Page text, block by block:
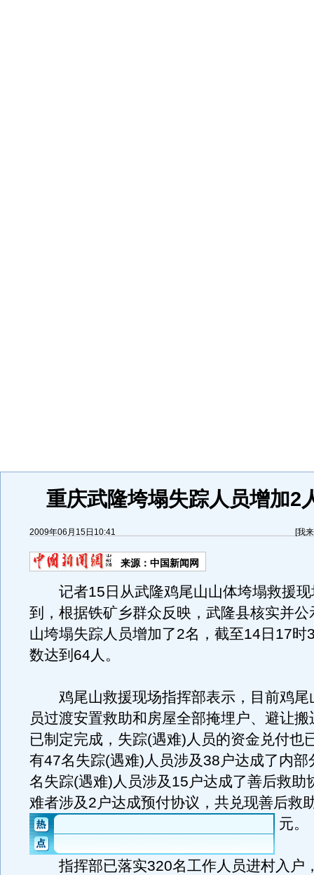
重庆武隆垮塌失踪人员增加2
2009年06月15日10:41 [我
来源： 中国新闻网
记者15日从武隆鸡尾山山体垮塌救援现
到，根据铁矿乡群众反映，武隆县核实并公
山垮塌失踪人员增加了2名，截至14日17时
数达到64人。
鸡尾山救援现场指挥部表示，目前鸡尾
员过渡安置救助和房屋全部掩埋户、避让
已制定完成，失踪(遇难)人员的资金兑付也
有47名失踪(遇难)人员涉及38户达成了内部
名失踪(遇难)人员涉及15户达成了善后救助
难者涉及2户达成预付协议，共兑现善后救
元。
指挥部已落实320名工作人员进村入户